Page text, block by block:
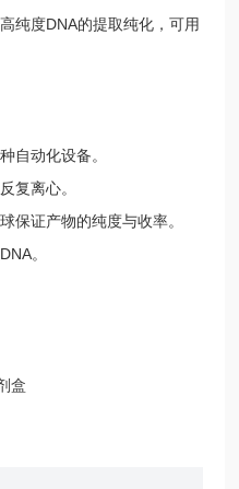
纯度DNA的提取纯化，可用
自动化设备。
复离心。
证产物的纯度与收率。
。